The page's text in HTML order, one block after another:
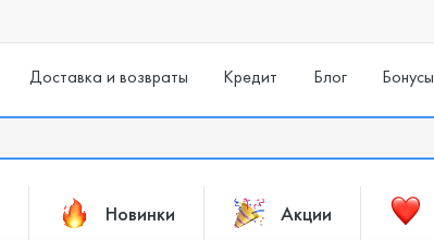
Доставка и возвраты Кредит Блог Бонусы
Новинки Акции